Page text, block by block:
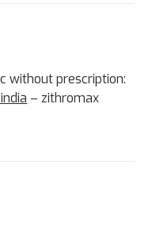
without prescription:
– zithromax